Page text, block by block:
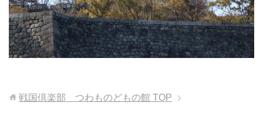
戦国倶楽部 つわものどもの館 TOP